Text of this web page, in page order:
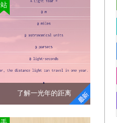
"
物体保持静止状态或匀
速直线运动状态的性
质，称为惯性。惯性是
物体的一种固有属性，
表现为物体对其运动状
态变化的一种阻抗程
大小的量度。当作用在
物体上的外力为零时，
站
了解一光年的距离
了解一光年的距离